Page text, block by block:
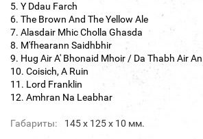
5. Y Ddau Farch
6. The Brown And The Yellow Ale
7. Alasdair Mhic Cholla Ghasda
8. M'fhearann Saidhbhir
9. Hug Air A' Bhonaid Mhoir / Da Thabh Air
10. Coisich, A Ruin
11. Lord Franklin
12. Amhran Na Leabhar
Габариты: 145 х 125 х 10 мм.